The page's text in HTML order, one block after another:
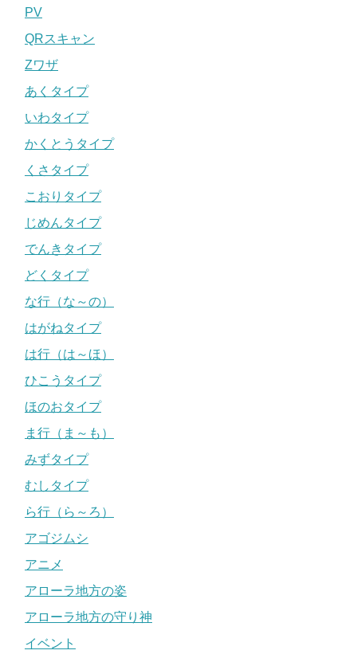
PV
QRスキャン
Zワザ
あくタイプ
いわタイプ
かくとうタイプ
くさタイプ
こおりタイプ
じめんタイプ
でんきタイプ
どくタイプ
な行（な～の）
はがねタイプ
は行（は～ほ）
ひこうタイプ
ほのおタイプ
ま行（ま～も）
みずタイプ
むしタイプ
ら行（ら～ろ）
アゴジムシ
アニメ
アローラ地方の姿
アローラ地方の守り神
イベント